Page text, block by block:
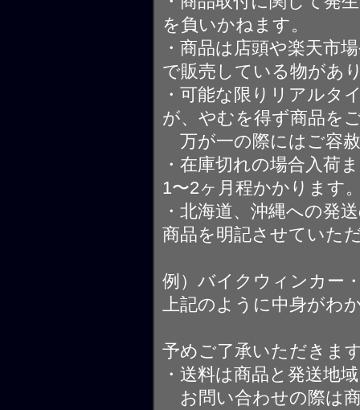
を負いかねます。
・商品は店頭や楽天市
で販売している物があ
・可能な限りリアルタ
が、やむを得ず商品を
万が一の際にはご容
・在庫切れの場合入荷
1〜2ヶ月程かかります
・北海道、沖縄への発
商品を明記させていた
例）バイクウィンカー
上記のように中身がわ
予めご了承いただきま
・送料は商品と発送地
お問い合わせの際は